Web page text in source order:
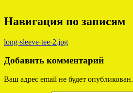
Навигация по записям
long-sleeve-tee-2.jpg
Добавить комментарий
Ваш адрес email не будет опубликован.